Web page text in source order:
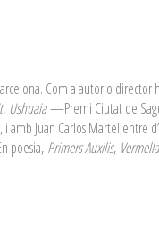
Com a autor o director
, Ushuaia—Premi Ciutat de
Juan Carlos Martel,entre
poesia, Primers Auxilis, Vermella